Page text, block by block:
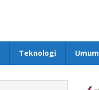
Teknologi Umum